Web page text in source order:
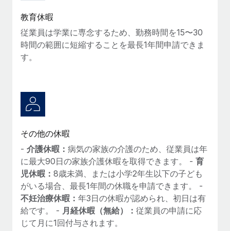
教育休暇
従業員は学業に専念するため、勤務時間を15〜30
時間の範囲に短縮することを最長1年間申請できま
す。
その他の休暇
- 介護休暇： 病気の家族の介護のため、従業員は年
に最大90日の家族介護休暇を取得できます。 - 育
児休暇： 8歳未満、または小学2年生以下の子ども
がいる場合、最長1年間の休職を申請できます。 -
不妊治療休暇： 年3日の休暇が認められ、初日は有
給です。 - 月経休暇（無給）： 従業員の申請に応
じて月に1回付与されます。